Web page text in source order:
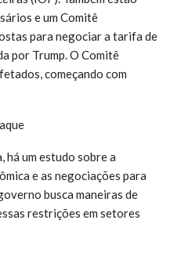
e um Comitê
para negociar a tarifa de
por Trump. O Comitê
começando com
há um estudo sobre a
e as negociações para
busca maneiras de
restrições em setores